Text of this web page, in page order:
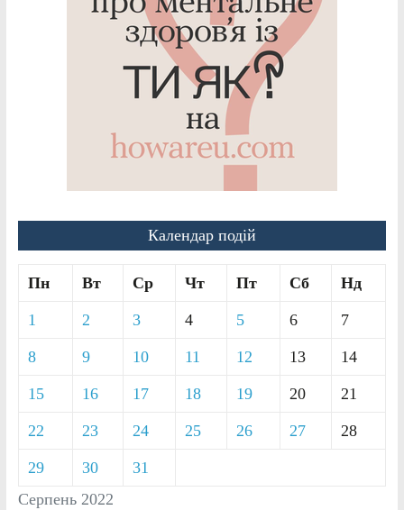
Календар подій
Серпень 2022
Пн Вт Ср Чт Пт Сб Нд
1 2 3 4 5 6 7
8 9 10 11 12 13 14
15 16 17 18 19 20 21
22 23 24 25 26 27 28
29 30 31